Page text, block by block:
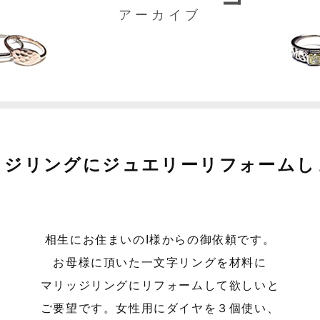
アーカイブ
リングにジュエリーリフォーム
相生にお住まいのI様からの御依頼です。
お母様に頂いた一文字リングを材料に
マリッジリングにリフォームして欲しいと
ご要望です。女性用にダイヤを３個使い、